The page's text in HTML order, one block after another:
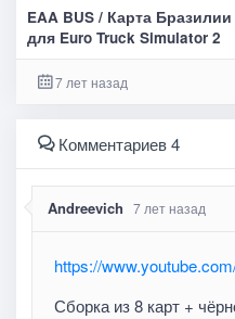
EAA BUS / Карта
для Euro Truck Simulator 2
7 лет назад
Комментариев 4
Andreevich 7 лет назад
https://
Сборка из 8 карт +